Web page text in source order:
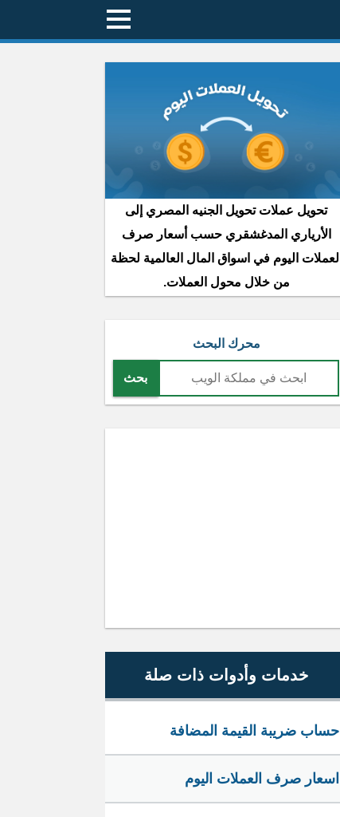
تحويل عملات تحويل الجنيه المصري إلى
الأرياري المدغشقري حسب أسعار صرف
العملات اليوم في اسواق المال العالمية لحظة
من خلال محول العملات.
محرك البحث
بحث
خدمات وأدوات ذات صلة
حساب ضريبة القيمة المضافة
اسعار صرف العملات اليوم